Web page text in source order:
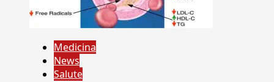
Medicina
News
Salute